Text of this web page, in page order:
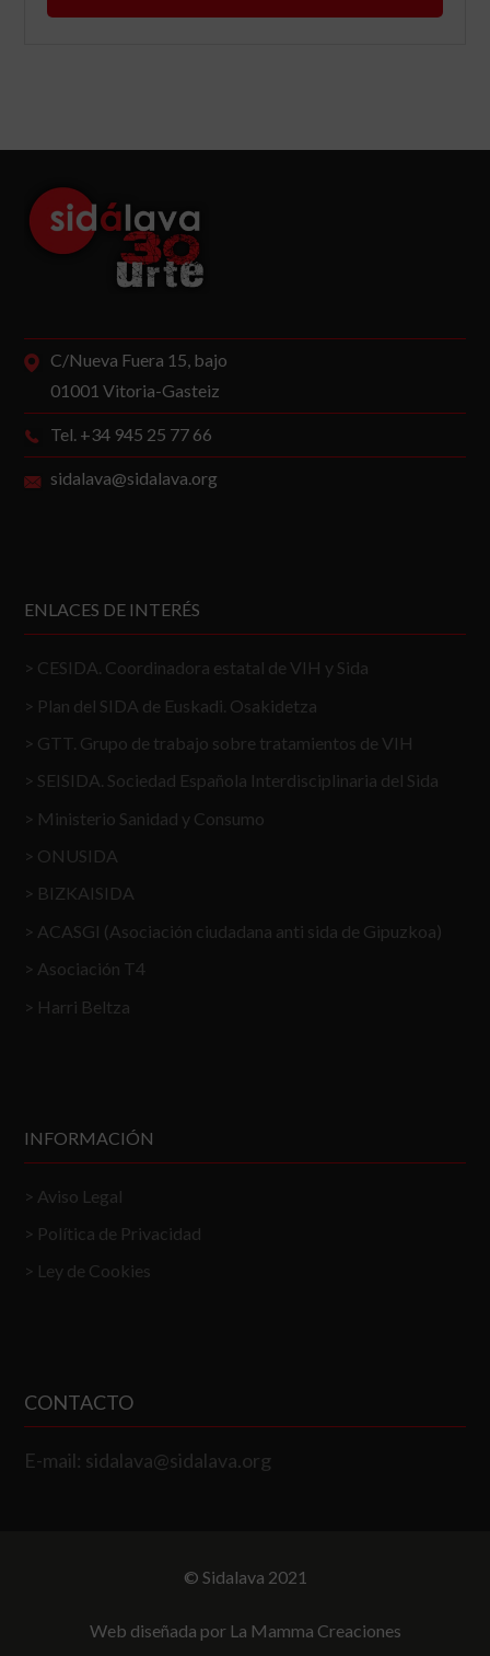
C/Nueva Fuera 15, bajo
01001 Vitoria-Gasteiz
Tel. +34 945 25 77 66
sidalava@sidalava.org
ENLACES DE INTERÉS
CESIDA. Coordinadora estatal de VIH y Sida
Plan del SIDA de Euskadi. Osakidetza
GTT. Grupo de trabajo sobre tratamientos de VIH
SEISIDA. Sociedad Española Interdisciplinaria del Sida
Ministerio Sanidad y Consumo
ONUSIDA
BIZKAISIDA
ACASGI (Asociación ciudadana anti sida de Gipuzkoa)
Asociación T4
Harri Beltza
INFORMACIÓN
Aviso Legal
Política de Privacidad
Ley de Cookies
CONTACTO
E-mail: sidalava@sidalava.org
© Sidalava 2021
Web diseñada por La Mamma Creaciones